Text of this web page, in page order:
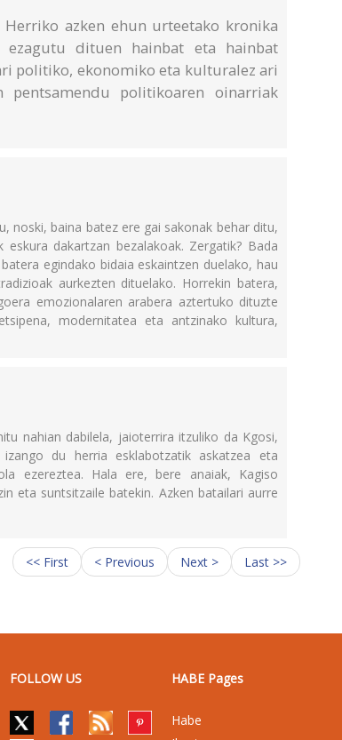
azken ehun urteetako kronika
dituen hainbat eta hainbat
politiko, ekonomiko eta kulturalez ari
politikoaren oinarriak
noski, baina batez ere gai sakonak behar ditu,
dakartzan bezalakoak. Zergatik? Bada
egindako bidaia eskaintzen duelako, hau
aurkezten dituelako. Horrekin batera,
emozionalaren arabera aztertuko dituzte
modernitatea eta antzinako kultura,
nahian dabilela, jaioterrira itzuliko da Kgosi,
du herria esklabotzatik askatzea eta
ezereztea. Hala ere, bere anaiak, Kagiso
eta suntsitzaile batekin. Azken batailari aurre
<< First < Previous Next > Last >>
FOLLOW US HABE Pages
Habe